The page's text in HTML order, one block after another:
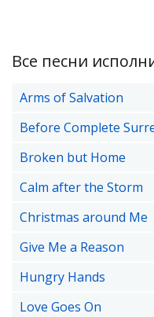
Все песни
Arms of Salvation
Before Complete
Broken but Home
Calm after the Storm
Christmas around Me
Give Me a Reason
Hungry Hands
Love Goes On